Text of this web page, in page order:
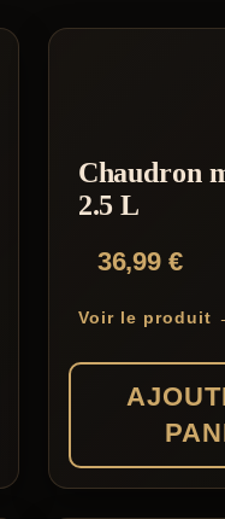
Chaudron
2.5 L
36,99€
Voir le produit